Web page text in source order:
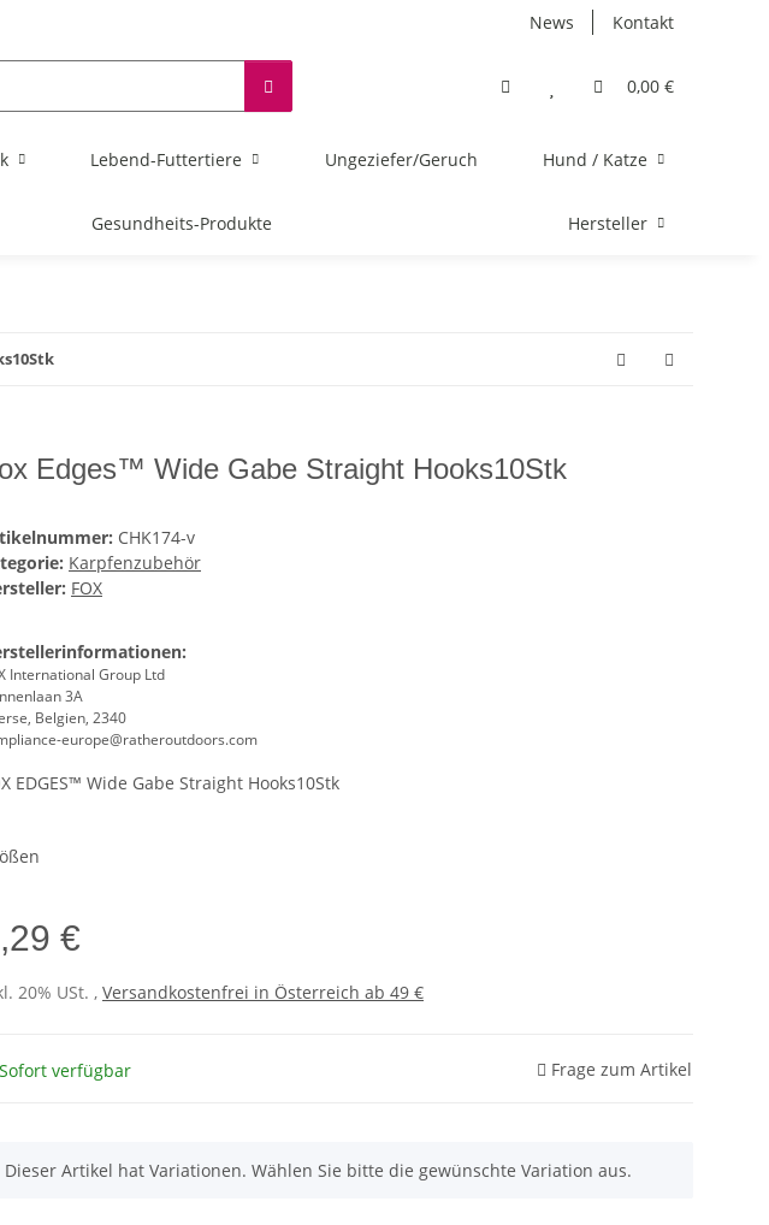
News Kontakt
0,00 €
Lebend-Futtertiere Ungeziefer/Geruch Hund / Katze
Gesundheits-Produkte Hersteller
Edges™ Wide Gabe Straight Hooks10Stk
CHK174-v
Karpfenzubehör
FOX
International Group Ltd
3A
Belgien, 2340
europe@ratheroutdoors.com
EDGES™ Wide Gabe Straight Hooks10Stk
€
20% USt. , Versandkostenfrei in Österreich ab 49 €
Sofort verfügbar Frage zum Artikel
x
Dieser Artikel hat Variationen. Wählen Sie bitte die gewünschte Variation aus.